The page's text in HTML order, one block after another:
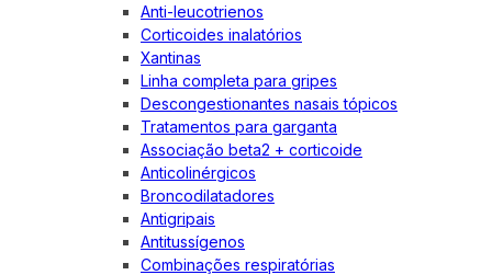
Anti-leucotrienos
Corticoides inalatórios
Xantinas
Linha completa para gripes
Descongestionantes nasais tópicos
Tratamentos para garganta
Associação beta2 + corticoide
Anticolinérgicos
Broncodilatadores
Antigripais
Antitussígenos
Combinações respiratórias